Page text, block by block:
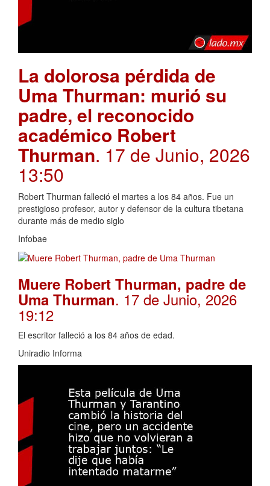
La dolorosa pérdida de
Uma Thurman: murió su
padre, el reconocido
académico Robert
Thurman. 17 de Junio, 2026
13:50
Robert Thurman falleció el martes a los 84 años. Fue un
prestigioso profesor, autor y defensor de la cultura tibetana
durante más de medio siglo
Infobae
Muere Robert Thurman, padre de
Uma Thurman. 17 de Junio, 2026
19:12
El escritor falleció a los 84 años de edad.
Uniradio Informa